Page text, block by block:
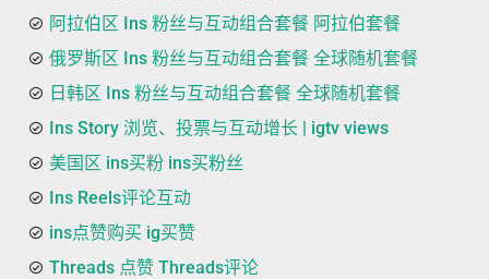
阿拉伯区 Ins 粉丝与互动组合套餐 阿拉伯套餐
俄罗斯区 Ins 粉丝与互动组合套餐 全球随机套餐
日韩区 Ins 粉丝与互动组合套餐 全球随机套餐
Ins Story 浏览、投票与互动增长 | igtv views
美国区 ins买粉 ins买粉丝
Ins Reels评论互动
ins点赞购买 ig买赞
Threads 点赞 Threads评论